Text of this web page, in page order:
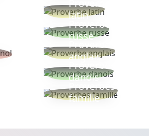
Proverbe
latin
Proverbe
russe
Proverbe
anglais
Proverbe
danois
Proverbes
famille